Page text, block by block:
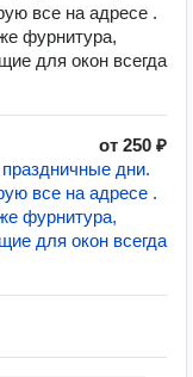
все на адресе .
фурнитура,
для окон всегда
от 250 ₽
дни.
все на адресе .
фурнитура,
для окон всегда